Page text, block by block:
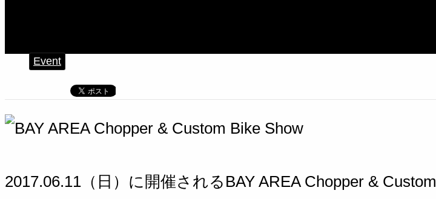
Event
2017.06.11（日）に開催されるBAY AREA Chopper & Custom